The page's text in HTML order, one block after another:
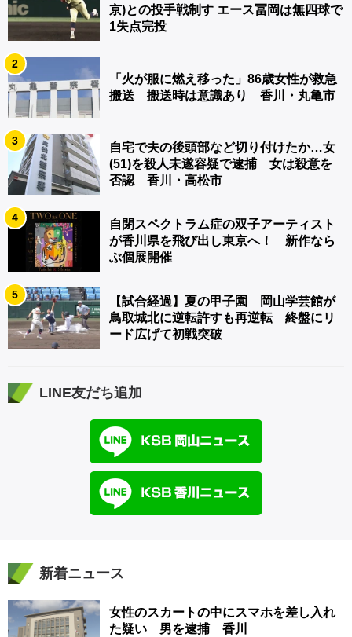
京)との投手戦制す エース冨岡は無四球で
1失点完投
2
「火が服に燃え移った」86歳女性が救急
搬送 搬送時は意識あり 香川・丸亀市
3
自宅で夫の後頭部など切り付けたか…女
(51)を殺人未遂容疑で逮捕 女は殺意を
否認 香川・高松市
4
自閉スペクトラム症の双子アーティスト
が香川県を飛び出し東京へ！ 新作なら
ぶ個展開催
5
【試合経過】夏の甲子園 岡山学芸館が
鳥取城北に逆転許すも再逆転 終盤にリ
ード広げて初戦突破
LINE友だち追加
新着ニュース
女性のスカートの中にスマホを差し入れ
た疑い 男を逮捕 香川